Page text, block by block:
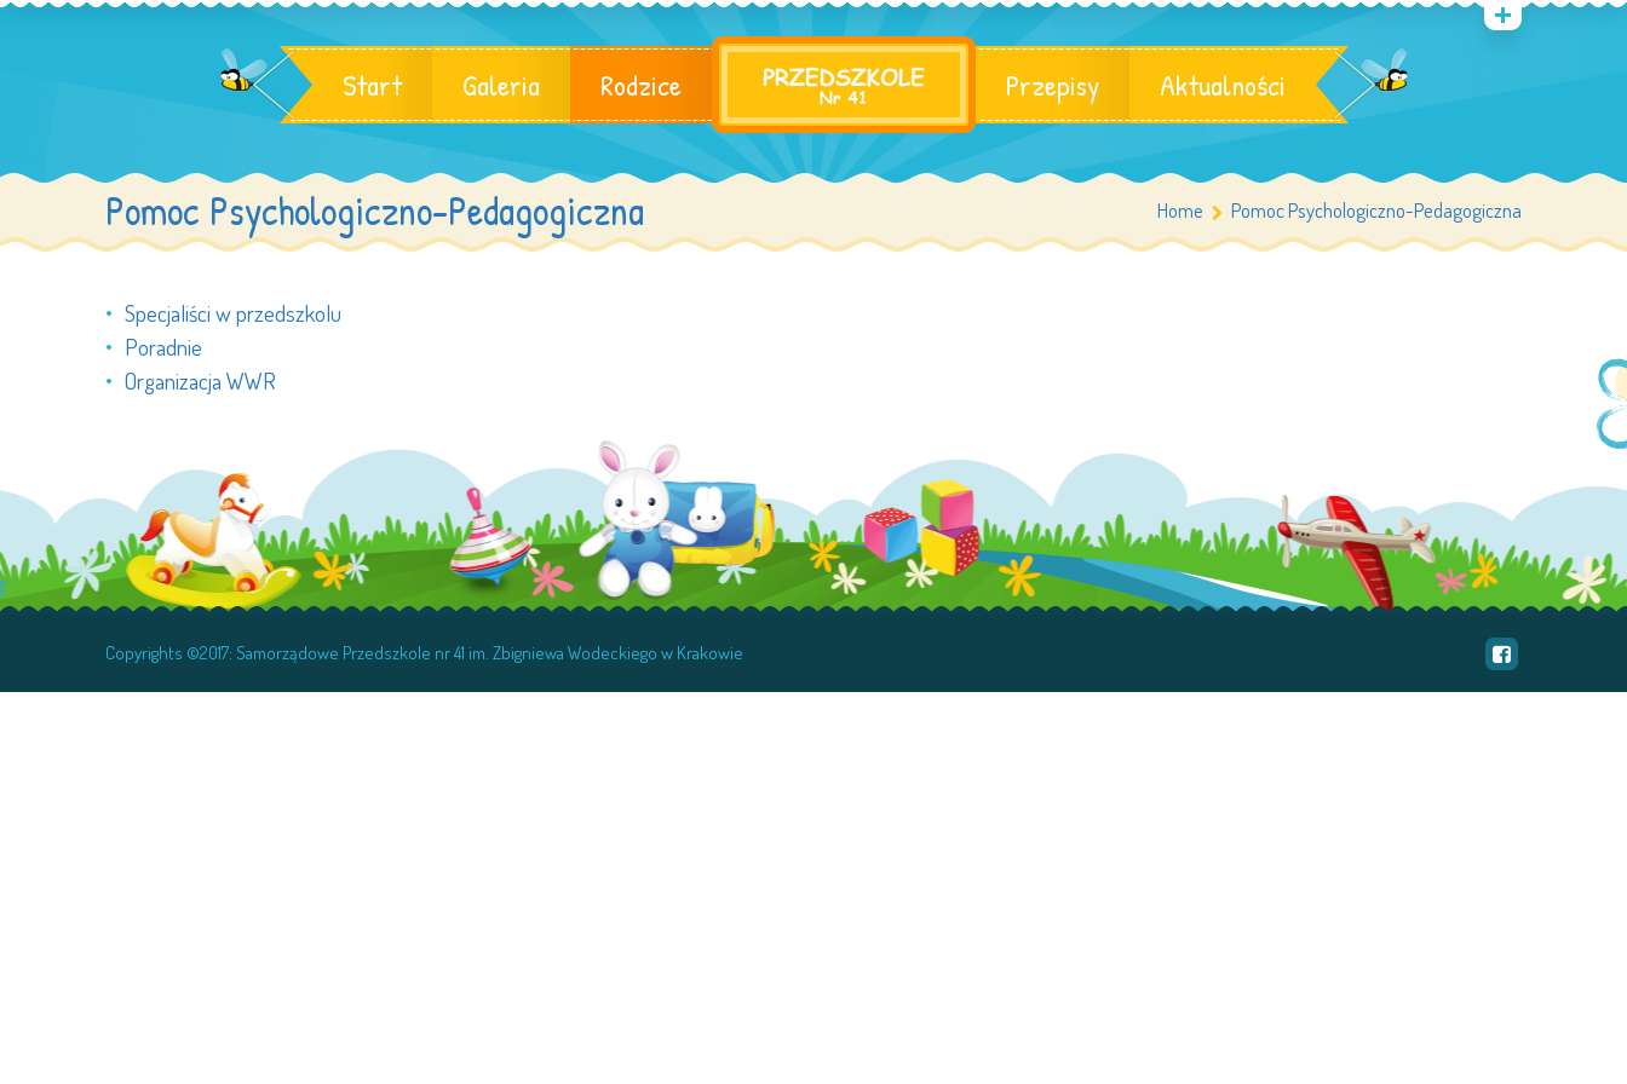
Start Galeria Rodzice Przepisy Aktualności
Pomoc Psychologiczno-Pedagogiczna Home Pomoc Psychologiczno-Pedagogiczna
Specjaliści w przedszkolu
Poradnie
Organizacja WWR
Copyrights ©2017: Samorządowe Przedszkole nr 41 im. Zbigniewa Wodeckiego w Krakowie